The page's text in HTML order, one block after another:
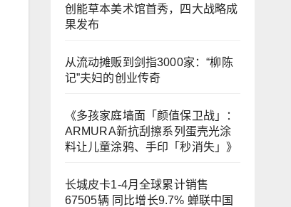
创能草本美术馆首秀，四大战略成
果发布
从流动摊贩到剑指3000家：“柳陈
记”夫妇的创业传奇
《多孩家庭墙面「颜值保卫战」：
ARMURA新抗刮擦系列蛋壳光涂
料让儿童涂鸦、手印「秒消失」》
长城皮卡1-4月全球累计销售
67505辆 同比增长9.7% 蝉联中国